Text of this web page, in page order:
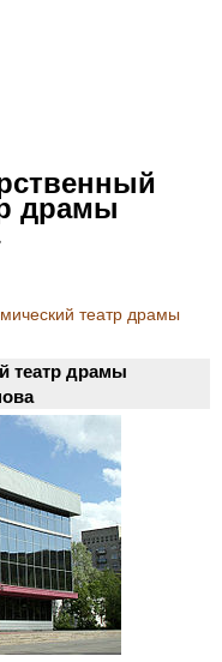
драмы
театр драмы
театр драмы